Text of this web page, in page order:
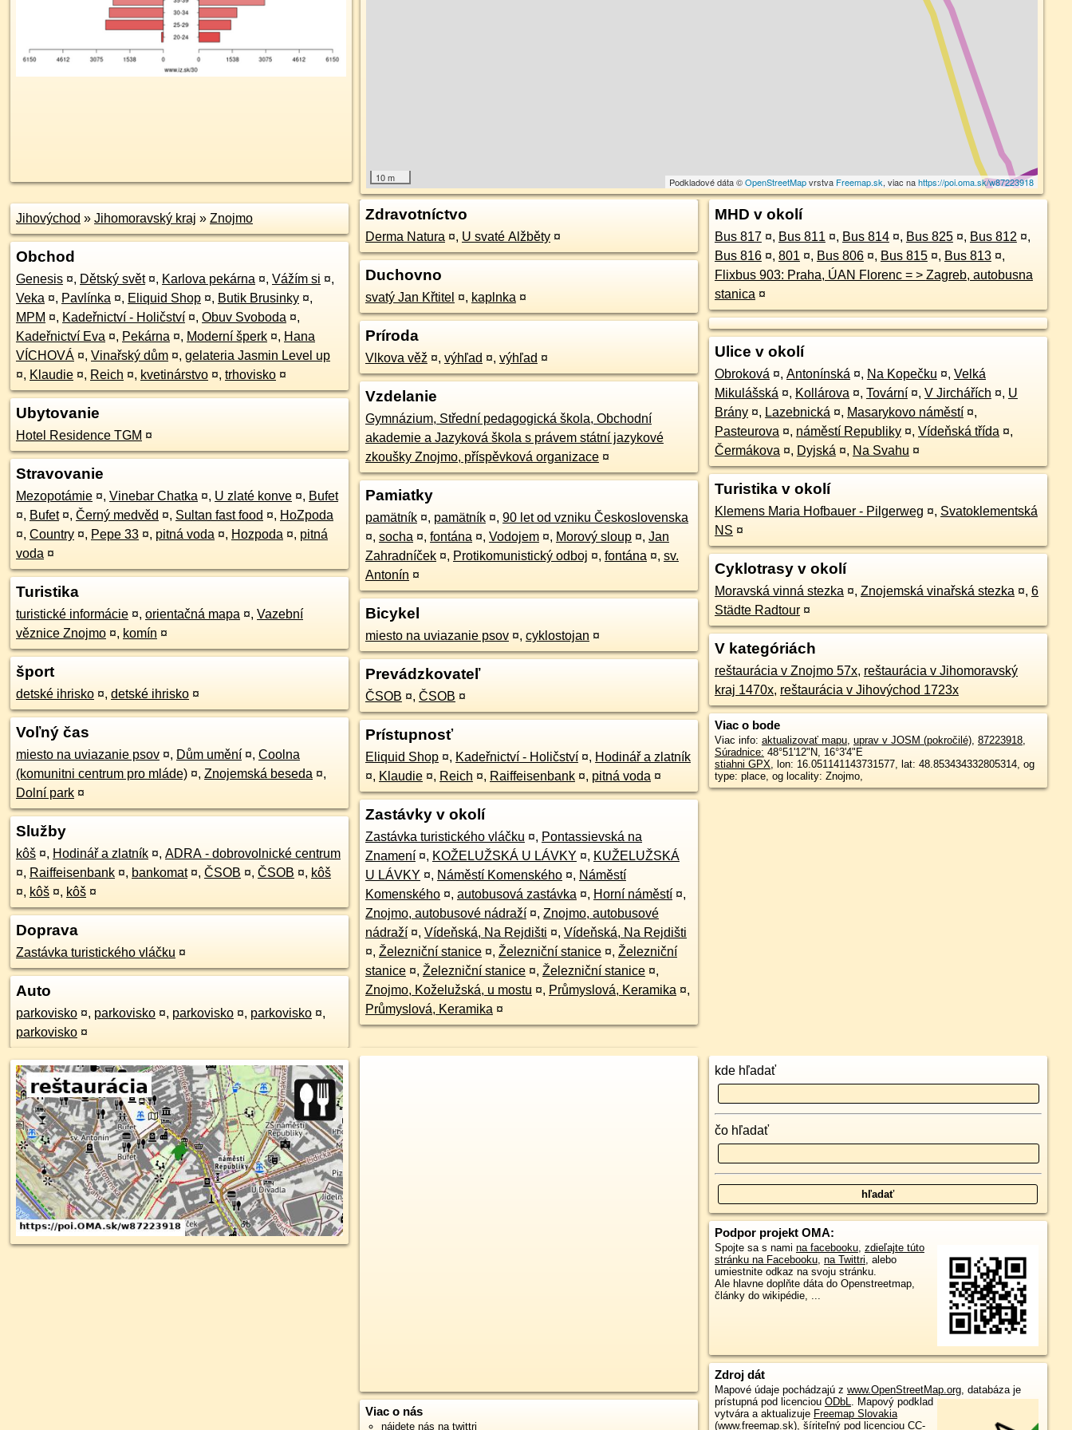
10 m Podkladové dáta ©OpenStreetMapvrstva Freemap.sk, viac nahttps://poi.oma.sk/w87223918
Jihovýchod » Jihomoravský kraj » Znojmo
Obchod
Genesis ¤, Dětský svět ¤, Karlova pekárna ¤, Vážím si ¤,
Veka ¤, Pavlínka ¤, Eliquid Shop ¤, Butik Brusinky ¤,
MPM ¤, Kadeřnictví - Holičství ¤, Obuv Svoboda ¤,
Kadeřnictví Eva ¤, Pekárna ¤, Moderní šperk ¤, Hana
VÍCHOVÁ ¤, Vinařský dům ¤, gelateria Jasmin Level up
¤, Klaudie ¤, Reich ¤, kvetinárstvo ¤, trhovisko ¤
Ubytovanie
Hotel Residence TGM ¤
Stravovanie
Mezopotámie ¤, Vinebar Chatka ¤, U zlaté konve ¤, Bufet
¤, Bufet ¤, Černý medvěd ¤, Sultan fast food ¤, HoZpoda
¤, Country ¤, Pepe 33 ¤, pitná voda ¤, Hozpoda ¤, pitná
voda ¤
Turistika
turistické informácie ¤, orientačná mapa ¤, Vazební
věznice Znojmo ¤, komín ¤
šport
detské ihrisko ¤, detské ihrisko ¤
Voľný čas
miesto na uviazanie psov ¤, Dům umění ¤, Coolna
(komunitni centrum pro mláde) ¤, Znojemská beseda ¤,
Dolní park ¤
Služby
kôš ¤, Hodinář a zlatník ¤, ADRA - dobrovolnické centrum
¤, Raiffeisenbank ¤, bankomat ¤, ČSOB ¤, ČSOB ¤, kôš
¤, kôš ¤, kôš ¤
Doprava
Zastávka turistického vláčku ¤
Auto
parkovisko ¤, parkovisko ¤, parkovisko ¤, parkovisko ¤,
parkovisko ¤
Zdravotníctvo
Derma Natura ¤, U svaté Alžběty ¤
Duchovno
svatý Jan Křtitel ¤, kaplnka ¤
Príroda
Vlkova věž ¤, výhľad ¤, výhľad ¤
Vzdelanie
Gymnázium, Střední pedagogická škola, Obchodní
akademie a Jazyková škola s právem státní jazykové
zkoušky Znojmo, příspěvková organizace ¤
Pamiatky
pamätník ¤, pamätník ¤, 90 let od vzniku Československa
¤, socha ¤, fontána ¤, Vodojem ¤, Morový sloup ¤, Jan
Zahradníček ¤, Protikomunistický odboj ¤, fontána ¤, sv.
Antonín ¤
Bicykel
miesto na uviazanie psov ¤, cyklostojan ¤
Prevádzkovateľ
ČSOB ¤, ČSOB ¤
Prístupnosť
Eliquid Shop ¤, Kadeřnictví - Holičství ¤, Hodinář a zlatník
¤, Klaudie ¤, Reich ¤, Raiffeisenbank ¤, pitná voda ¤
Zastávky v okolí
Zastávka turistického vláčku ¤, Pontassievská na
Znamení ¤, KOŽELUŽSKÁ U LÁVKY ¤, KUŽELUŽSKÁ
U LÁVKY ¤, Náměstí Komenského ¤, Náměstí
Komenského ¤, autobusová zastávka ¤, Horní náměstí ¤,
Znojmo, autobusové nádraží ¤, Znojmo, autobusové
nádraží ¤, Vídeňská, Na Rejdišti ¤, Vídeňská, Na Rejdišti
¤, Železniční stanice ¤, Železniční stanice ¤, Železniční
stanice ¤, Železniční stanice ¤, Železniční stanice ¤,
Znojmo, Koželužská, u mostu ¤, Průmyslová, Keramika ¤,
Průmyslová, Keramika ¤
MHD v okolí
Bus 817 ¤, Bus 811 ¤, Bus 814 ¤, Bus 825 ¤, Bus 812 ¤,
Bus 816 ¤, 801 ¤, Bus 806 ¤, Bus 815 ¤, Bus 813 ¤,
Flixbus 903: Praha, ÚAN Florenc = > Zagreb, autobusna
stanica ¤
Ulice v okolí
Obroková ¤, Antonínská ¤, Na Kopečku ¤, Velká
Mikulášská ¤, Kollárova ¤, Tovární ¤, V Jirchářích ¤, U
Brány ¤, Lazebnická ¤, Masarykovo náměstí ¤,
Pasteurova ¤, náměstí Republiky ¤, Vídeňská třída ¤,
Čermákova ¤, Dyjská ¤, Na Svahu ¤
Turistika v okolí
Klemens Maria Hofbauer - Pilgerweg ¤, Svatoklementská
NS ¤
Cyklotrasy v okolí
Moravská vinná stezka ¤, Znojemská vinařská stezka ¤, 6
Städte Radtour ¤
V kategóriách
reštaurácia v Znojmo 57x, reštaurácia v Jihomoravský
kraj 1470x, reštaurácia v Jihovýchod 1723x
Viac o bode
Viac info: aktualizovať mapu, uprav v JOSM (pokročilé), 87223918,
Súradnice: 48°51'12"N, 16°3'4"E
stiahni GPX, lon: 16.051141143731577, lat: 48.853434332805314, og
type: place, og locality: Znojmo,
Viac o nás
nájdete nás na twittri
kde hľadať
čo hľadať
Podpor projekt OMA:
Spojte sa s nami na facebooku, zdieľajte túto
stránku na Facebooku, na Twittri, alebo
umiestnite odkaz na svoju stránku.
Ale hlavne doplňte dáta do Openstreetmap,
články do wikipédie, ...
Zdroj dát
Mapové údaje pochádzajú z www.OpenStreetMap.org, databáza je
prístupná pod licenciou ODbL. Mapový podklad
vytvára a aktualizuje Freemap Slovakia
(www.freemap.sk), šíriteľný pod licenciou CC-